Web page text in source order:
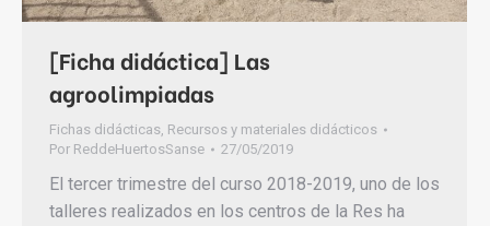
[Ficha didáctica] Las
agroolimpiadas
Fichas didácticas Recursos y materiales didácticos
Por ReddeHuertosSanse 27/05/2019
El tercer trimestre del curso 2018-2019, uno de los
talleres realizados en los centros de la Res ha